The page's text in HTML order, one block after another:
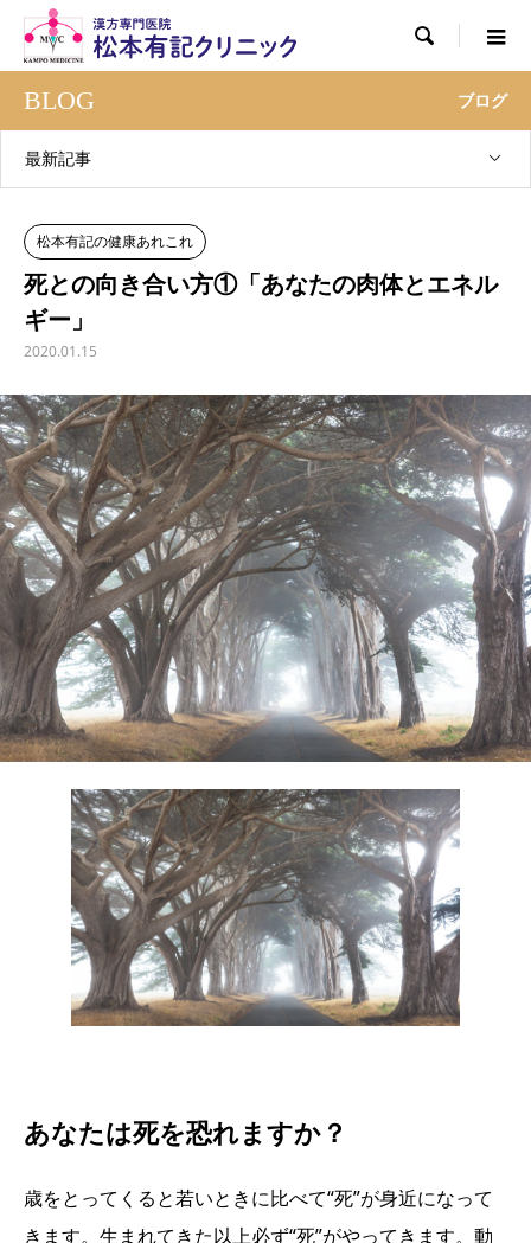

BLOG ブログ
最新記事
松本有記の健康あれこれ
死との向き合い方①「あなたの肉体とエネル
ギー」
2020.01.15
あなたは死を恐れますか？
歳をとってくると若いときに比べて“死”が身近になって
きます。生まれてきた以上必ず“死”がやってきます。動